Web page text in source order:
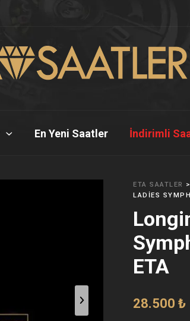
En Yeni Saatler İndirimli
ETA SAATLER >
LADIES
ETA
28.500₺